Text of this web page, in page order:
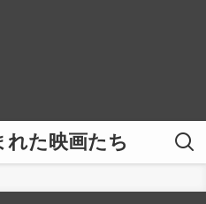
れた映画たち